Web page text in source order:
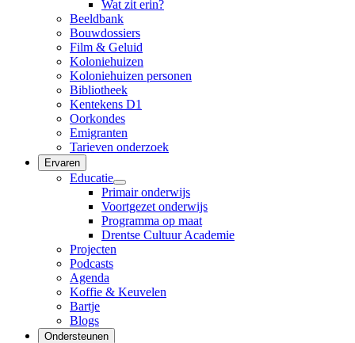
Wat zit erin?
Beeldbank
Bouwdossiers
Film & Geluid
Koloniehuizen
Koloniehuizen personen
Bibliotheek
Kentekens D1
Oorkondes
Emigranten
Tarieven onderzoek
Ervaren
Educatie
Primair onderwijs
Voortgezet onderwijs
Programma op maat
Drentse Cultuur Academie
Projecten
Podcasts
Agenda
Koffie & Keuvelen
Bartje
Blogs
Ondersteunen